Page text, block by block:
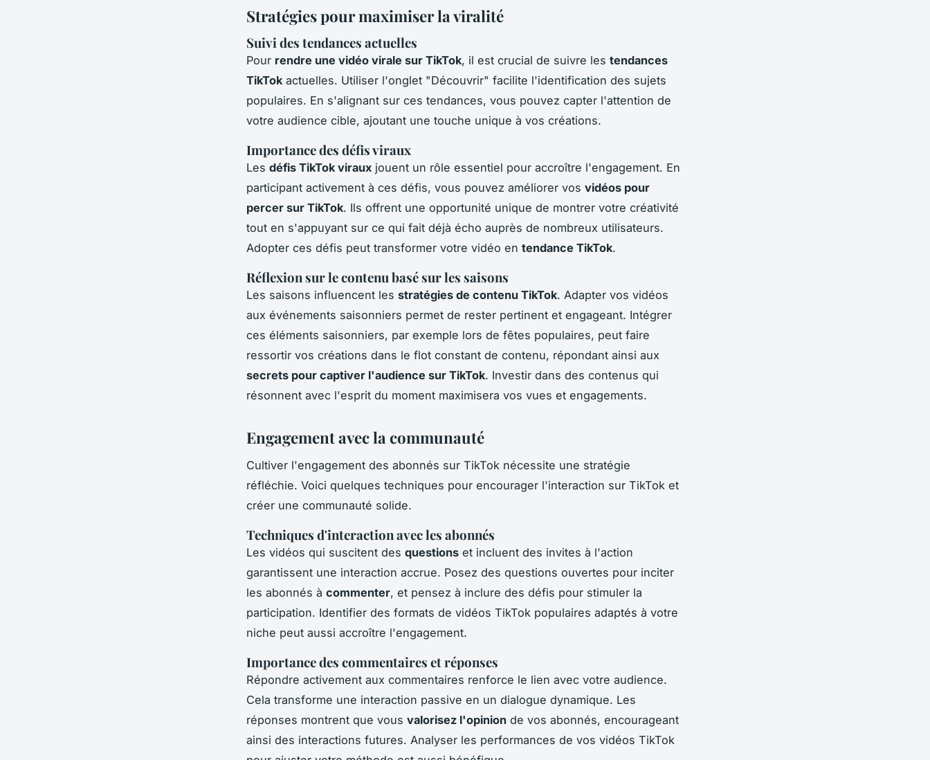
Stratégies pour maximiser la viralité
Suivi des tendances actuelles
Pour rendre une vidéo virale sur TikTok, il est crucial de suivre les tendances
TikTok actuelles. Utiliser l'onglet "Découvrir" facilite l'identification des sujets
populaires. En s'alignant sur ces tendances, vous pouvez capter l'attention de
votre audience cible, ajoutant une touche unique à vos créations.
Importance des défis viraux
Les défis TikTok viraux jouent un rôle essentiel pour accroître l'engagement. En
participant activement à ces défis, vous pouvez améliorer vos vidéos pour
percer sur TikTok. Ils offrent une opportunité unique de montrer votre créativité
tout en s'appuyant sur ce qui fait déjà écho auprès de nombreux utilisateurs.
Adopter ces défis peut transformer votre vidéo en tendance TikTok.
Réflexion sur le contenu basé sur les saisons
Les saisons influencent les stratégies de contenu TikTok. Adapter vos vidéos
aux événements saisonniers permet de rester pertinent et engageant. Intégrer
ces éléments saisonniers, par exemple lors de fêtes populaires, peut faire
ressortir vos créations dans le flot constant de contenu, répondant ainsi aux
secrets pour captiver l'audience sur TikTok. Investir dans des contenus qui
résonnent avec l'esprit du moment maximisera vos vues et engagements.
Engagement avec la communauté
Cultiver l'engagement des abonnés sur TikTok nécessite une stratégie
réfléchie. Voici quelques techniques pour encourager l'interaction sur TikTok et
créer une communauté solide.
Techniques d'interaction avec les abonnés
Les vidéos qui suscitent des questions et incluent des invites à l'action
garantissent une interaction accrue. Posez des questions ouvertes pour inciter
les abonnés à commenter, et pensez à inclure des défis pour stimuler la
participation. Identifier des formats de vidéos TikTok populaires adaptés à votre
niche peut aussi accroître l'engagement.
Importance des commentaires et réponses
Répondre activement aux commentaires renforce le lien avec votre audience.
Cela transforme une interaction passive en un dialogue dynamique. Les
réponses montrent que vous valorisez l'opinion de vos abonnés, encourageant
ainsi des interactions futures. Analyser les performances de vos vidéos TikTok